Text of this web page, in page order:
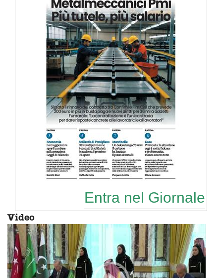
Entra nel Giornale
Video